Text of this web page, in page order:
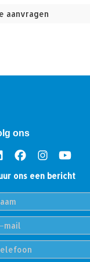
aanvragen
ons
ons een bericht